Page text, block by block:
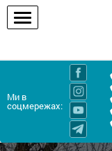
Ми в
соцмережах: